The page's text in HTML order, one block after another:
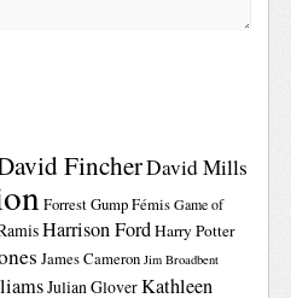
FincherDavid Mills
Forrest GumpFémis Game of
Harrison FordHarry Potter
James Cameron Jim Broadbent
Julian GloverKathleen